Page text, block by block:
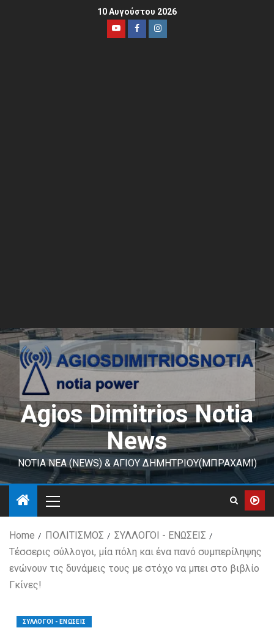
10 Αυγούστου 2026
Agios Dimitrios Notia
News
ΝΟΤΙΑ ΝΕΑ (NEWS) & ΑΓΙΟΥ ΔΗΜΗΤΡΙΟΥ(ΜΠΡΑΧΑΜΙ)
Home ΠΟΛΙΤΙΣΜΟΣ
ΣΥΛΛΟΓΟΙ - ΕΝΩΣΕΙΣ
Τέσσερις σύλλογοι, μία πόλη και ένα πανό συμπερίληψης
ενώνουν τις δυνάμεις τους με στόχο να μπει στο βιβλίο
Γκίνες!
ΣΥΛΛΟΓΟΙ - ΕΝΩΣΕΙΣ